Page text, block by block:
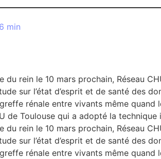
6 min
du rein le 10 mars prochain, Réseau
sur l’état d’esprit et de santé des
rénale entre vivants même
de Toulouse qui a adopté la technique
du rein le 10 mars prochain, Réseau
sur l’état d’esprit et de santé des
rénale entre vivants même